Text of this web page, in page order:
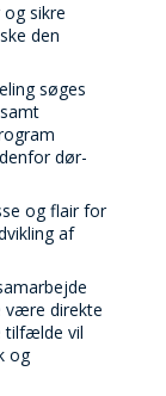
sikre
den
søges
dør-
og flair for
af
være direkte
tilfælde vil
og